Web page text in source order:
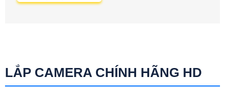
LẮP CAMERA CHÍNH HÃNG HD